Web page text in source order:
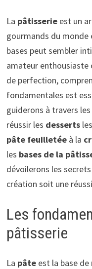
La pâtisserieest un
gourmands du
bases peut sembler
amateur enthousiaste
de perfection,
fondamentales est
guiderons à travers
réussir les desserts
pâte feuilletéeà la
les bases de la
dévoilerons les
création soit une
Les
pâtisserie
La pâteest la base de